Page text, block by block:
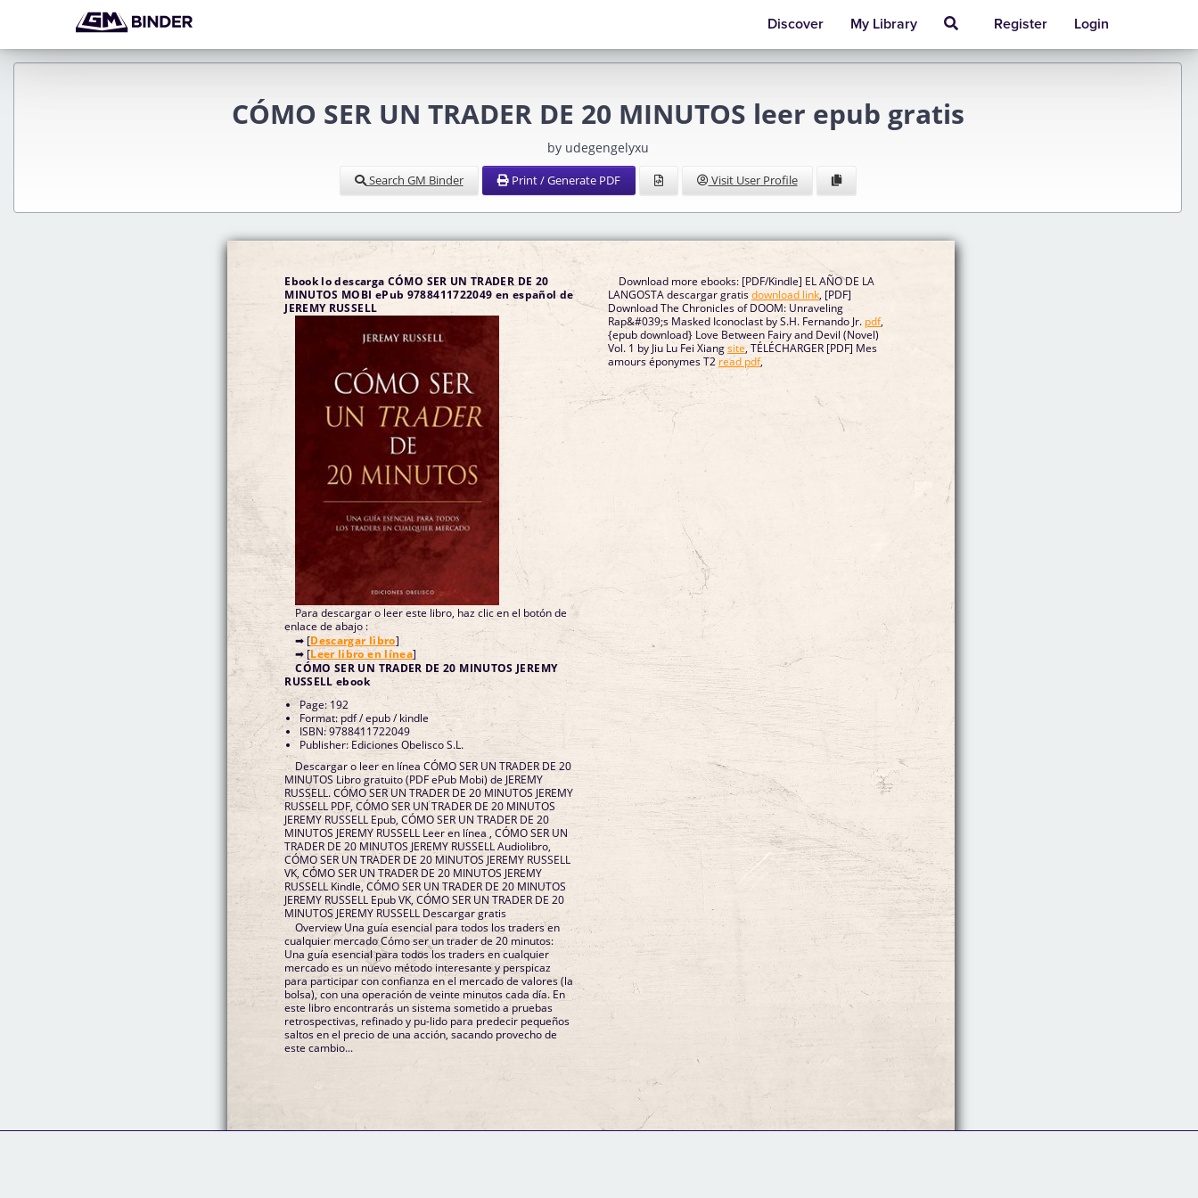
Discover My Library Register Login
CÓMO SER UN TRADER DE 20 MINUTOS leer epub gratis
by udegengelyxu
Search GM Binder Print / Generate PDF Visit User Profile
Ebook lo descarga CÓMO SER UN TRADER DE 20
MINUTOS MOBI ePub 9788411722049 en español de
JEREMY RUSSELL
Para descargar o leer este libro, haz clic en el botón de
enlace de abajo :
➡ [Descargar libro]
➡ [Leer libro en línea]
CÓMO SER UN TRADER DE 20 MINUTOS JEREMY
RUSSELL ebook
Page: 192
Format: pdf / epub / kindle
ISBN: 9788411722049
Publisher: Ediciones Obelisco S.L.
Descargar o leer en línea CÓMO SER UN TRADER DE 20
MINUTOS Libro gratuito (PDF ePub Mobi) de JEREMY
RUSSELL. CÓMO SER UN TRADER DE 20 MINUTOS JEREMY
RUSSELL PDF, CÓMO SER UN TRADER DE 20 MINUTOS
JEREMY RUSSELL Epub, CÓMO SER UN TRADER DE 20
MINUTOS JEREMY RUSSELL Leer en línea , CÓMO SER UN
TRADER DE 20 MINUTOS JEREMY RUSSELL Audiolibro,
CÓMO SER UN TRADER DE 20 MINUTOS JEREMY RUSSELL
VK, CÓMO SER UN TRADER DE 20 MINUTOS JEREMY
RUSSELL Kindle, CÓMO SER UN TRADER DE 20 MINUTOS
JEREMY RUSSELL Epub VK, CÓMO SER UN TRADER DE 20
MINUTOS JEREMY RUSSELL Descargar gratis
Overview Una guía esencial para todos los traders en
cualquier mercado Cómo ser un trader de 20 minutos:
Una guía esencial para todos los traders en cualquier
mercado es un nuevo método interesante y perspicaz
para participar con confianza en el mercado de valores (la
bolsa), con una operación de veinte minutos cada día. En
este libro encontrarás un sistema sometido a pruebas
retrospectivas, refinado y pu-lido para predecir pequeños
saltos en el precio de una acción, sacando provecho de
este cambio...
Download more ebooks: [PDF/Kindle] EL AÑO DE LA
LANGOSTA descargar gratisdownload link, [PDF]
Download The Chronicles of DOOM: Unraveling
Rap&#039;s Masked Iconoclast by S.H. Fernando Jr. pdf,
{epub download} Love Between Fairy and Devil (Novel)
Vol. 1 by Jiu Lu Fei Xiangsite, TÉLÉCHARGER [PDF] Mes
amours éponymes T2 read pdf,